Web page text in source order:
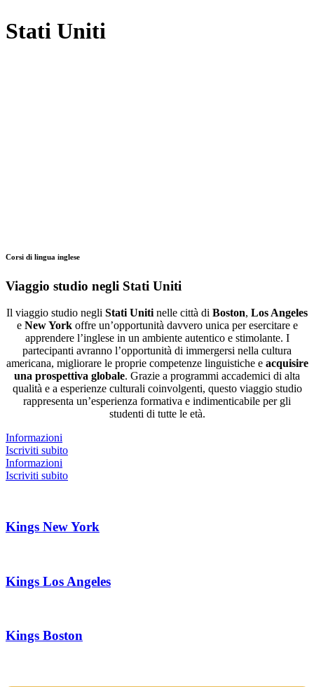
Stati Uniti
Corsi di lingua inglese
Viaggio studio negli Stati Uniti
Il viaggio studio negli Stati Unitinelle città di Boston, Los Angeles
e New Yorkoffre un’opportunità davvero unica per esercitare e
apprendere l’inglese in un ambiente autentico e stimolante. I
partecipanti avranno l’opportunità di immergersi nella cultura
americana, migliorare le proprie competenze linguistiche e acquisire
una prospettiva globale. Grazie a programmi accademici di alta
qualità e a esperienze culturali coinvolgenti, questo viaggio studio
rappresenta un’esperienza formativa e indimenticabile per gli
studenti di tutte le età.
Informazioni
Iscriviti subito
Informazioni
Iscriviti subito
Kings New York
Kings Los Angeles
Kings Boston